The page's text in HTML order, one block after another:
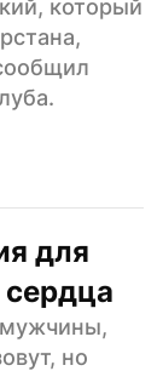
который
для
мужчины,
но